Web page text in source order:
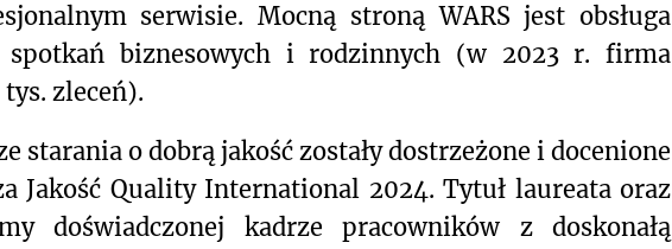
serwisie. Mocną stroną WARS jest obsługa
spotkań biznesowych i rodzinnych (w 2023 r. firma
zleceń).
starania o dobrą jakość zostały dostrzeżone i docenione
Jakość Quality International 2024. Tytuł laureata oraz
doświadczonej kadrze pracowników z doskonałą